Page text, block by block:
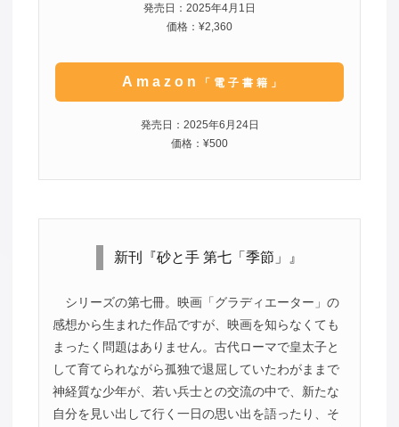
発売日：2025年4月1日
価格：¥2,360
Amazon 「電子書籍」
発売日：2025年6月24日
価格：¥500
新刊『砂と手 第七「季節」』
シリーズの第七冊。映画「グラディエーター」の
感想から生まれた作品ですが、映画を知らなくても
まったく問題はありません。古代ローマで皇太子と
して育てられながら孤独で退屈していたわがままで
神経質な少年が、若い兵士との交流の中で、新たな
自分を見い出して行く一日の思い出を語ったり、そ